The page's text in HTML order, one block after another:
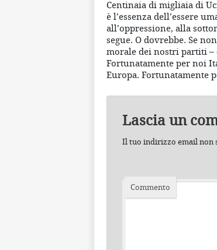
Centinaia di migliaia di
è l’essenza dell’essere
all’oppressione, alla
segue. O dovrebbe. Se
morale dei nostri partiti –
Fortunatamente per noi
Europa. Fortunatamente
Lascia un
Il tuo indirizzo email non
Commento